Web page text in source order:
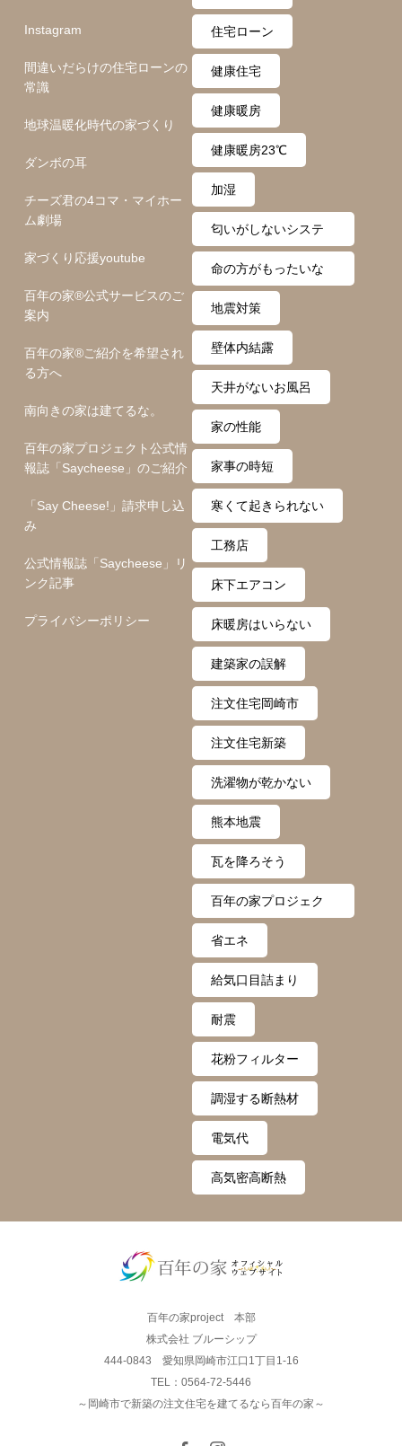
Instagram
間違いだらけの住宅ローンの
常識
地球温暖化時代の家づくり
ダンボの耳
チーズ君の4コマ・マイホー
ム劇場
家づくり応援youtube
百年の家®️公式サービスのご
案内
百年の家®️ご紹介を希望され
る方へ
南向きの家は建てるな。
百年の家プロジェクト公式情
報誌「Saycheese」のご紹介
「Say Cheese!」請求申し込
み
公式情報誌「Saycheese」リ
ンク記事
プライバシーポリシー
住宅ローン
健康住宅
健康暖房
健康暖房23℃
加湿
匂いがしないシステ
ム
命の方がもったいな
い
地震対策
壁体内結露
天井がないお風呂
家の性能
家事の時短
寒くて起きられない
工務店
床下エアコン
床暖房はいらない
建築家の誤解
注文住宅岡崎市
注文住宅新築
洗濯物が乾かない
熊本地震
瓦を降ろそう
百年の家プロジェク
ト
省エネ
給気口目詰まり
耐震
花粉フィルター
調湿する断熱材
電気代
高気密高断熱
百年の家project 本部
株式会社 ブルーシップ
444-0843 愛知県岡崎市江口1丁目1-16
TEL：0564-72-5446
～岡崎市で新築の注文住宅を建てるなら百年の家～